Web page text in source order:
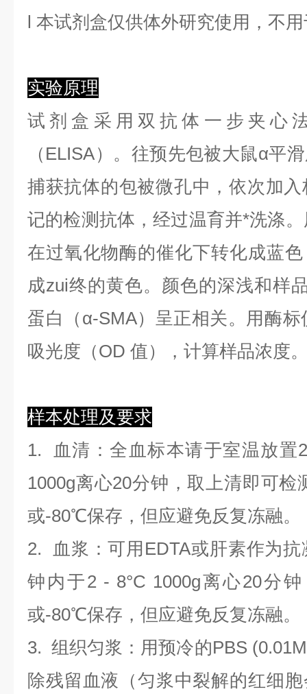
l 本试剂盒仅供体外研究使用，不
实验原理
试剂盒采用双抗体一步夹心
（ELISA）。往预先包被大鼠α平
捕获抗体的包被微孔中，依次加
记的检测抗体，经过温育并*洗涤
在过氧化物酶的催化下转化成蓝
成zui终的黄色。颜色的深浅和样
蛋白（α-SMA）呈正相关。用酶
吸光度（OD 值），计算样品浓度
样本处理及要求
1.
血清 ：全血标本请于室温放
1000g离心20分钟，取上清即可
或-80℃保存，但应避免反复冻融。
2.
血浆 ：可用EDTA或肝素作为
钟内于2 - 8°C 1000g离心20分
或-80℃保存，但应避免反复冻融。
3.组织匀浆 ：用预冷的PBS
除残留血液（匀浆中裂解的红细